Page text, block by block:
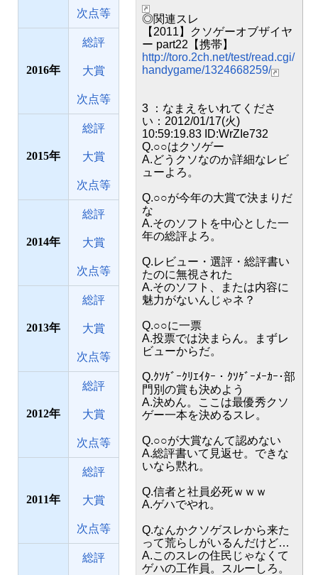
次点等
2016
総評
大賞
次点等
2015
総評
大賞
次点等
2014
総評
大賞
次点等
2013
総評
大賞
次点等
2012
総評
大賞
次点等
2011
総評
大賞
次点等
総評
◎関連スレ
【2011】クソゲーオブザイヤ
ー part22【携帯】
http://toro.2ch.net/test/read.cgi/
handygame/1324668259/
3 ：なまえをいれてくださ
い：2012/01/17(火)
10:59:19.83 ID:WrZIe732
Q.○○はクソゲー
A.どうクソなのか詳細なレビ
ューよろ。
Q.○○が今年の大賞で決まりだ
な
A.そのソフトを中心とした一
年の総評よろ。
Q.レビュー・選評・総評書い
たのに無視された
A.そのソフト、または内容に
魅力がないんじゃネ？
Q.○○に一票
A.投票では決まらん。まずレ
ビューからだ。
Q.ｸｿｹﾞｰｸﾘｴｲﾀｰ・ｸｿｹﾞｰﾒｰｶｰ･部
門別の賞も決めよう
A.決めん。ここは最優秀クソ
ゲー一本を決めるスレ。
Q.○○が大賞なんて認めない
A.総評書いて見返せ。できな
いなら黙れ。
Q.信者と社員必死ｗｗｗ
A.ゲハでやれ。
Q.なんかクソゲスレから来た
って荒らしがいるんだけど…
A.このスレの住民じゃなくて
ゲハの工作員。スルーしろ。